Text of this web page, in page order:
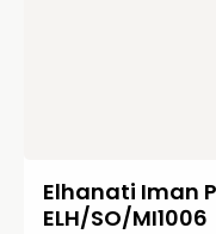
Elhanati Iman
ELH/SO/MI1006